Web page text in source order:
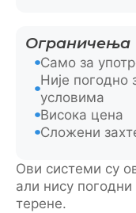
Ограничења
Само за
Није погодно
условима
Висока цена
Сложени
Ови системи су
али нису
терене.